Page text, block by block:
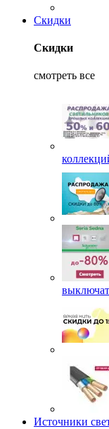
Скидки
Скидки
смотреть все
Источники